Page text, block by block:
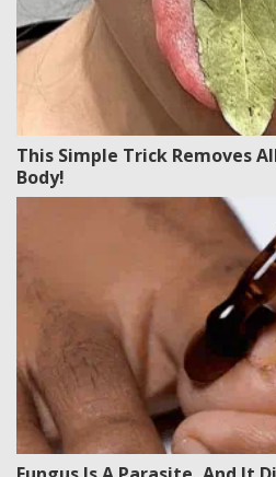
This Simple Trick Removes
Body!